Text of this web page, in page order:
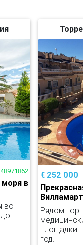
моря в
во
€ 252 000
Рядом
площадки.
год.